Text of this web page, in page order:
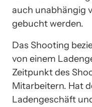
auch unabhängig
gebucht werden.
Das Shooting
von einem
Zeitpunkt des
Mitarbeitern. Hat
Ladengeschäft